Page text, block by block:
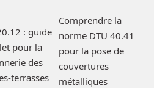
: guide
pour la
des
terrasses
Comprendre la
norme DTU 40.41
pour la pose de
couvertures
métalliques